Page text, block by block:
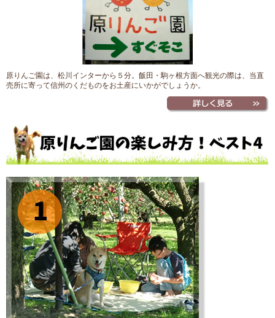
原りんご園は、松川インターから５分。飯田・駒ヶ根方面へ観光の際は、当直
売所に寄って信州のくだものをお土産にいかがでしょうか。